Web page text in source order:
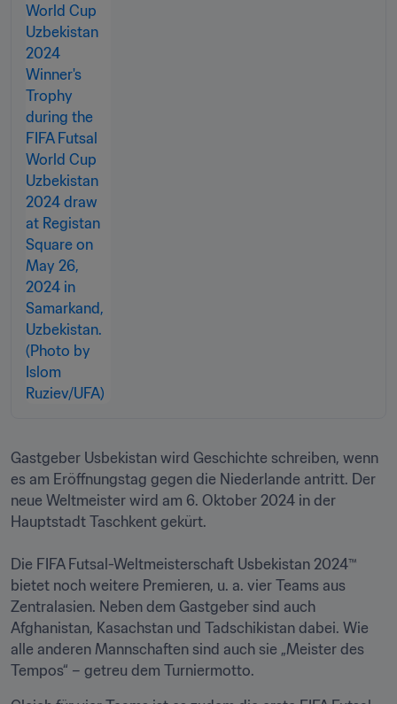
Gastgeber Usbekistan wird Geschichte schreiben, wenn
es am Eröffnungstag gegen die Niederlande antritt. Der
neue Weltmeister wird am 6. Oktober 2024 in der
Hauptstadt Taschkent gekürt.
Die FIFA Futsal-Weltmeisterschaft Usbekistan 2024™
bietet noch weitere Premieren, u. a. vier Teams aus
Zentralasien. Neben dem Gastgeber sind auch
Afghanistan, Kasachstan und Tadschikistan dabei. Wie
alle anderen Mannschaften sind auch sie „Meister des
Tempos“ – getreu dem Turniermotto.